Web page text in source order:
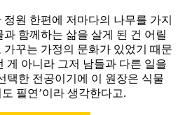
원 한편에 저마다의 나무를 가지
함께하는 삶을 살게 된 건 어릴
꾸는 가정의 문화가 있었기 때문
게 아니라 그저 남들과 다른 일을
택한 전공이기에 이 원장은 식물
필연’이라 생각한다고.